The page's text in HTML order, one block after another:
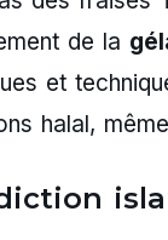
de la
et
halal,